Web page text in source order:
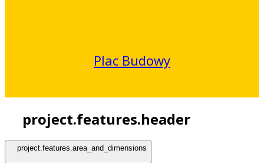
Plac Budowy
project.features.header
project.features.area_and_dimensions